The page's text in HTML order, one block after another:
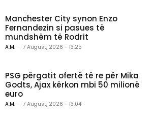
Manchester City synon Enzo
Fernandezin si pasues të
mundshëm të Rodrit
A.M. - 7 August, 2026 - 13:25
PSG përgatit ofertë të re për Mika
Godts, Ajax kërkon mbi 50 milionë
euro
A.M. - 7 August, 2026 - 13:04